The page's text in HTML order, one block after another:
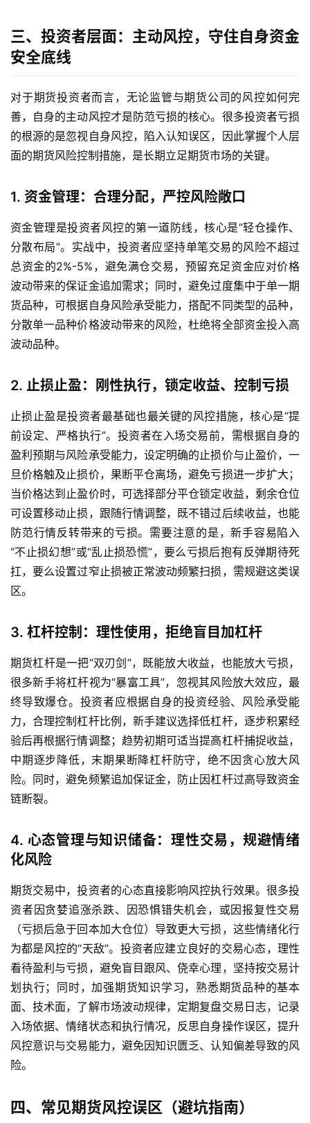
原
期
货
直
播
室
原
期
货
行
情
原
油
直
室
国
内
期
货
国
际
期
货
投
入
三、投资者层面：主动风控，守住自身资金
安全底线
对于期货投资者而言，无论监管与期货公司的风控如何完
善，自身的主动风控才是防范亏损的核心。很多投资者亏损
的根源的是忽视自身风控，陷入认知误区，因此掌握个人层
面的期货风险控制措施，是长期立足期货市场的关键。
1. 资金管理：合理分配，严控风险敞口
资金管理是投资者风控的第一道防线，核心是“轻仓操作、
分散布局”。实战中，投资者应坚持单笔交易的风险不超过
总资金的2%-5%，避免满仓交易，预留充足资金应对价格
波动带来的保证金追加需求；同时，避免过度集中于单一期
货品种，可根据自身风险承受能力，搭配不同类型的品种，
分散单一品种价格波动带来的风险，杜绝将全部资金投入高
波动品种。
2. 止损止盈：刚性执行，锁定收益、控制亏损
止损止盈是投资者最基础也最关键的风控措施，核心是“提
前设定、严格执行”。投资者在入场交易前，需根据自身的
盈利预期与风险承受能力，设定明确的止损价与止盈价，一
旦价格触及止损价，果断平仓离场，避免亏损进一步扩大；
当价格达到止盈价时，可选择部分平仓锁定收益，剩余仓位
可设置移动止损，跟随行情调整，既不错过后续收益，也能
防范行情反转带来的亏损。需要注意的是，新手容易陷入
“不止损幻想”或“乱止损恐慌”，要么亏损后抱有反弹期待死
扛，要么设置过窄止损被正常波动频繁扫损，需规避这类误
区。
3. 杠杆控制：理性使用，拒绝盲目加杠杆
期货杠杆是一把“双刃剑”，既能放大收益，也能放大亏损，
很多新手将杠杆视为“暴富工具”，忽视其风险放大效应，最
终导致爆仓。投资者应根据自身的投资经验、风险承受能
力，合理控制杠杆比例，新手建议选择低杠杆，逐步积累经
验后再根据行情调整；趋势初期可适当提高杠杆捕捉收益，
中期逐步降低，末期果断降杠杆防守，绝不因贪心放大风
险。同时，避免频繁追加保证金，防止因杠杆过高导致资金
链断裂。
4. 心态管理与知识储备：理性交易，规避情绪
化风险
期货交易中，投资者的心态直接影响风控执行效果。很多投
资者因贪婪追涨杀跌、因恐惧错失机会，或因报复性交易
（亏损后急于回本加大仓位）导致更大亏损，这些情绪化行
为都是风控的“天敌”。投资者应建立良好的交易心态，理性
看待盈利与亏损，避免盲目跟风、侥幸心理，坚持按交易计
划执行；同时，加强期货知识学习，熟悉期货品种的基本
面、技术面，了解市场波动规律，定期复盘交易日志，记录
入场依据、情绪状态和执行情况，反思自身操作误区，提升
风控意识与交易能力，避免因知识匮乏、认知偏差导致的风
险。
四、常见期货风控误区（避坑指南）